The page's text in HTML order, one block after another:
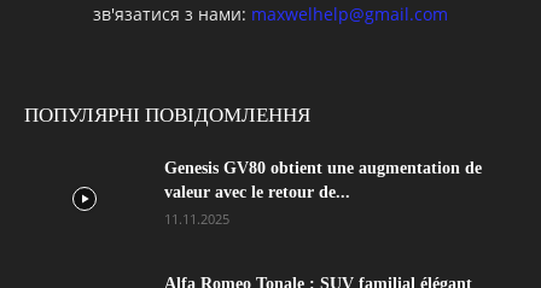
зв'язатися з нами: maxwelhelp@gmail.com
ПОПУЛЯРНІ ПОВІДОМЛЕННЯ
Genesis GV80 obtient une augmentation de
valeur avec le retour de...
11.11.2025
Alfa Romeo Tonale : SUV familial élégant